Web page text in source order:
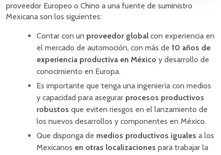
proveedor Europeo o Chino a una fuente de suministro
Mexicana son los siguientes:
Contar con un proveedor global con experiencia en
el mercado de automoción, con más de 10 años de
experiencia productiva en México y desarrollo de
conocimiento en Europa.
Es importante que tenga una ingeniería con medios
y capacidad para asegurar procesos productivos
robustos que eviten riesgos en el lanzamiento de
los nuevos desarrollos y componentes en México.
Que disponga de medios productivos iguales a los
Mexicanos en otras localizaciones para trabajar la